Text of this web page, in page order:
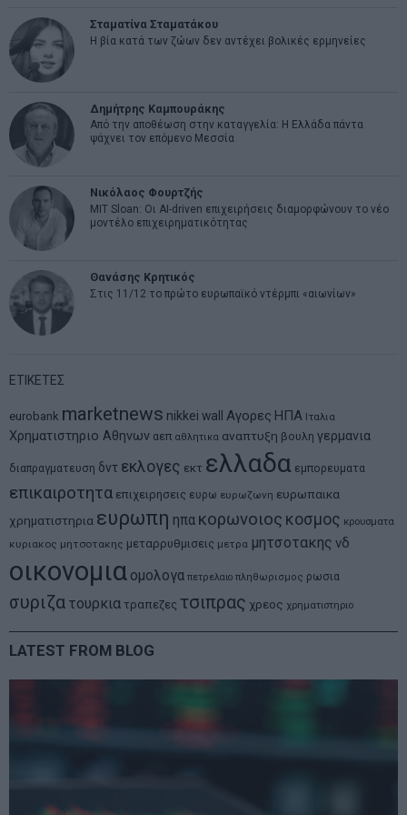
Σταματίνα Σταματάκου
Η βία κατά των ζώων δεν αντέχει βολικές ερμηνείες
Δημήτρης Καμπουράκης
Από την αποθέωση στην καταγγελία: Η Ελλάδα πάντα
ψάχνει τον επόμενο Μεσσία
Νικόλαος Φουρτζής
MIT Sloan: Οι AI-driven επιχειρήσεις διαμορφώνουν το νέο
μοντέλο επιχειρηματικότητας
Θανάσης Κρητικός
Στις 11/12 το πρώτο ευρωπαϊκό ντέρμπι «αιωνίων»
ΕΤΙΚΕΤΕΣ
eurobank marketnews nikkei wall Αγορες ΗΠΑ Ιταλια
Χρηματιστηριο Αθηνων αεπ αθλητικα αναπτυξη βουλη γερμανια
διαπραγματευση δντ εκλογες εκτ ελλαδα εμπορευματα
επικαιροτητα επιχειρησεις ευρω ευρωζωνη ευρωπαικα
χρηματιστηρια ευρωπη ηπα κορωνοιος κοσμος κρουσματα
κυριακος μητσοτακης μεταρρυθμισεις μετρα μητσοτακης νδ
οικονομια ομολογα πετρελαιο πληθωρισμος ρωσια
συριζα τουρκια τραπεζες τσιπρας χρεος χρηματιστηριο
LATEST FROM BLOG